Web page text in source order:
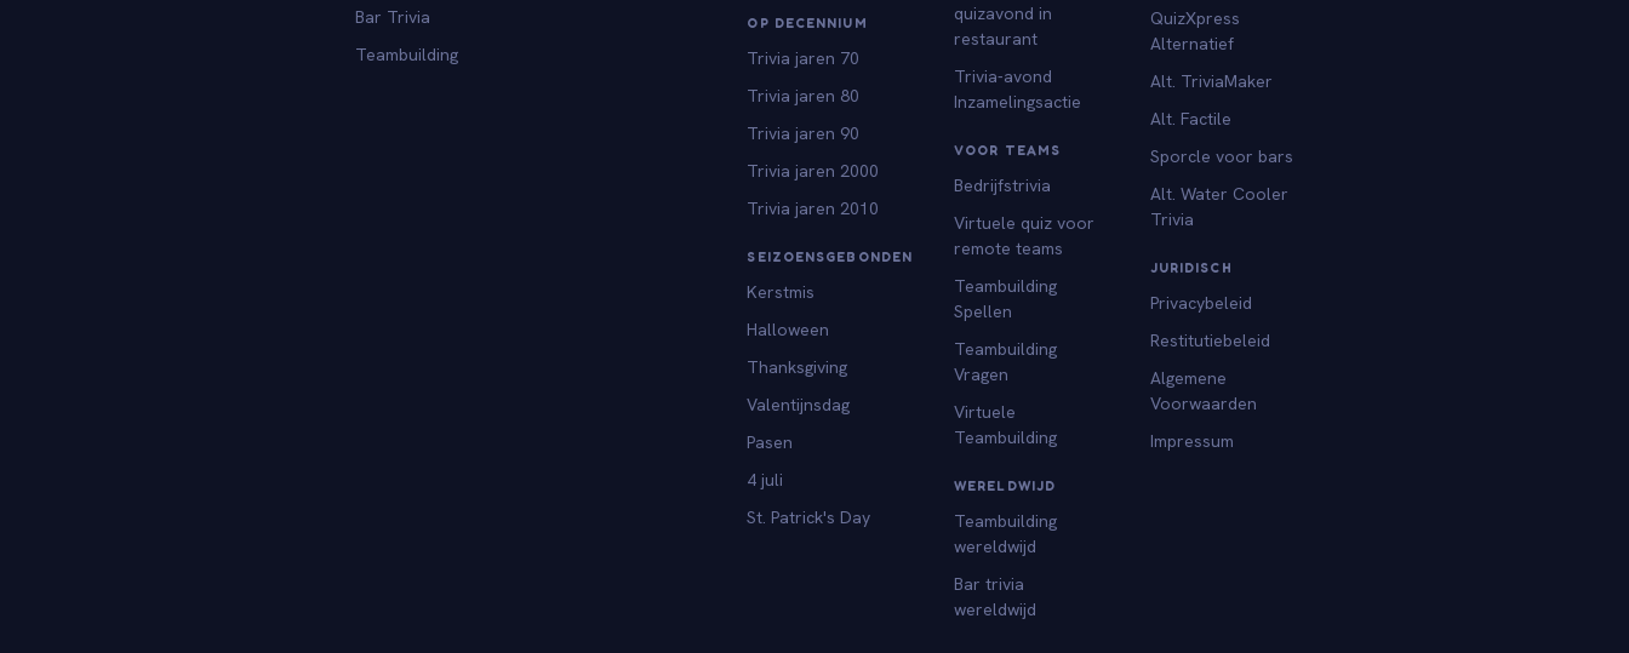
Bar Trivia
Teambuilding
OP DECENNIUM
Trivia jaren 70
Trivia jaren 80
Trivia jaren 90
Trivia jaren 2000
Trivia jaren 2010
SEIZOENSGEBONDEN
Kerstmis
Halloween
Thanksgiving
Valentijnsdag
Pasen
4 juli
St. Patrick's Day
quizavond in
restaurant
Trivia-avond
Inzamelingsactie
VOOR TEAMS
Bedrijfstrivia
Virtuele quiz voor
remote teams
Teambuilding
Spellen
Teambuilding
Vragen
Virtuele
Teambuilding
WERELDWIJD
Teambuilding
wereldwijd
Bar trivia
wereldwijd
QuizXpress
Alternatief
Alt. TriviaMaker
Alt. Factile
Sporcle voor bars
Alt. Water Cooler
Trivia
JURIDISCH
Privacybeleid
Restitutiebeleid
Algemene
Voorwaarden
Impressum